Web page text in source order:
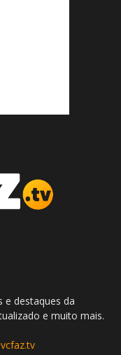
e destaques da
e muito mais.